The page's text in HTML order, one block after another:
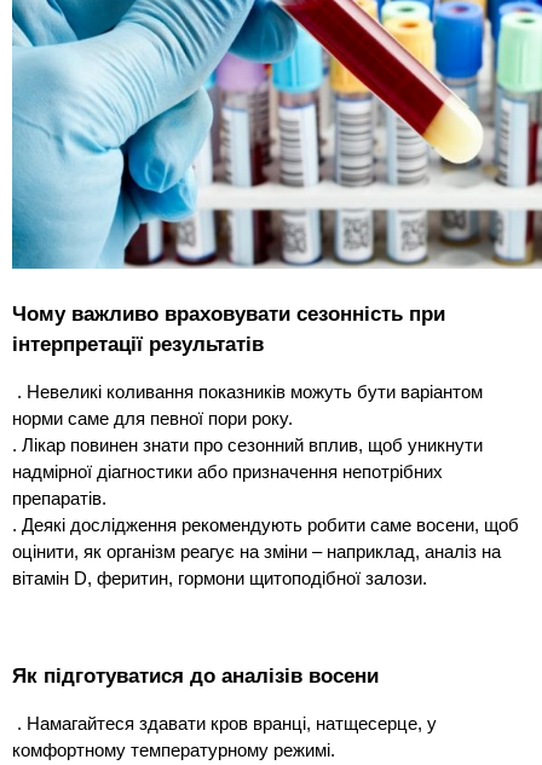
Чому важливо враховувати сезонність при
інтерпретації результатів
. Невеликі коливання показників можуть бути варіантом
норми саме для певної пори року.
. Лікар повинен знати про сезонний вплив, щоб уникнути
надмірної діагностики або призначення непотрібних
препаратів.
. Деякі дослідження рекомендують робити саме восени, щоб
оцінити, як організм реагує на зміни – наприклад, аналіз на
вітамін D, феритин, гормони щитоподібної залози.
Як підготуватися до аналізів восени
. Намагайтеся здавати кров вранці, натщесерце, у
комфортному температурному режимі.